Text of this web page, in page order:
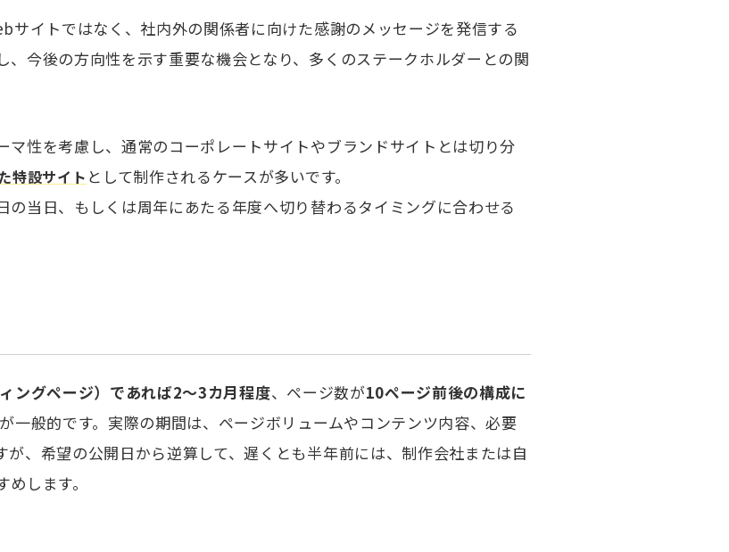
サイトではなく、社内外の関係者に向けた感謝のメッセージを発信する
、今後の方向性を示す重要な機会となり、多くのステークホルダーとの関
マ性を考慮し、通常のコーポレートサイトやブランドサイトとは切り分
特設サイト として制作されるケースが多いです。
の当日、もしくは周年にあたる年度へ切り替わるタイミングに合わせる
ングページ）であれば2〜3カ月程度、ページ数が10ページ前後の構成に
一般的です。実際の期間は、ページボリュームやコンテンツ内容、必要
、希望の公開日から逆算して、遅くとも半年前には、制作会社または自
します。